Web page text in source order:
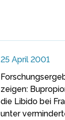
25 April 2001
zeigen:
die Libido bei
unter